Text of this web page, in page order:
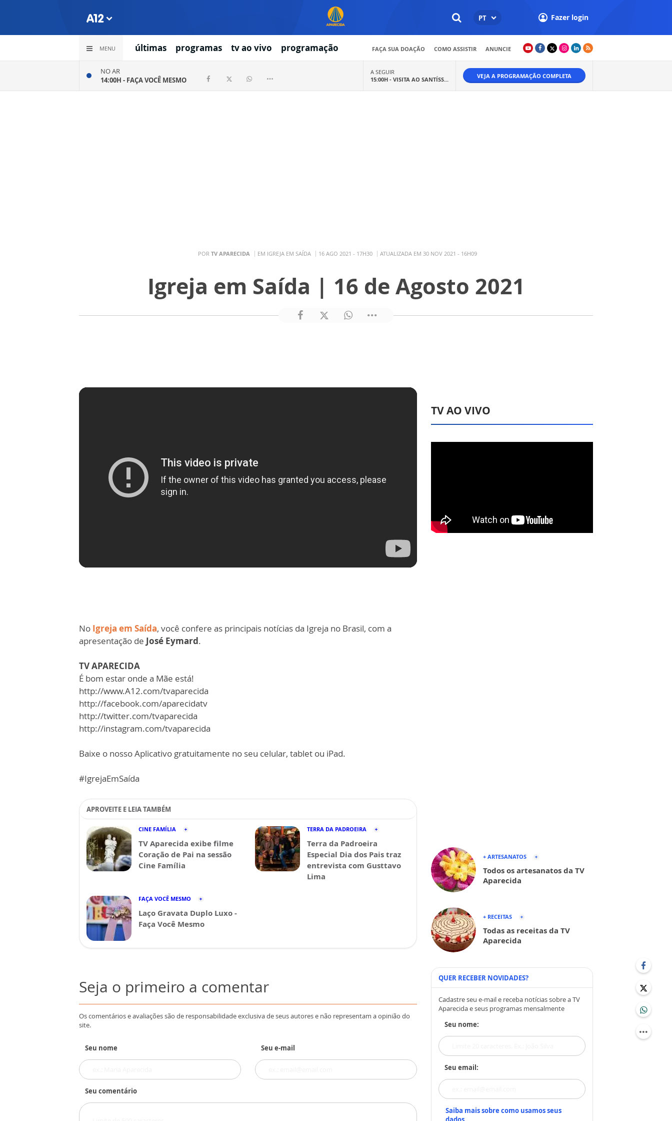
PT Fazer login
MENU últimas programas tv ao vivo programação FAÇA SUA DOAÇÃO COMO ASSISTIR ANUNCIE
NO AR
14:00H - FAÇA VOCÊ MESMO
A SEGUIR
15:00H - VISITA AO SANTÍSS... VEJA A PROGRAMAÇÃO COMPLETA
POR TV APARECIDA EM IGREJA EM SAÍDA 16 AGO 2021 - 17H30 ATUALIZADA EM 30 NOV 2021 - 16H09
Igreja em Saída | 16 de Agosto 2021
No Igreja em Saída, você confere as principais notícias da Igreja no Brasil, com a
apresentação de José Eymard.
TV APARECIDA
É bom estar onde a Mãe está!
http://www.A12.com/tvaparecida​
http://facebook.com/aparecidatv​
http://twitter.com/tvaparecida​
http://instagram.com/tvaparecida​
Baixe o nosso Aplicativo gratuitamente no seu celular, tablet ou iPad.
#IgrejaEmSaída
APROVEITE E LEIA TAMBÉM
CINE FAMÍLIA
TV Aparecida exibe filme
Coração de Pai na sessão
Cine Família
TERRA DA PADROEIRA
Terra da Padroeira
Especial Dia dos Pais traz
entrevista com Gusttavo
Lima
FAÇA VOCÊ MESMO
Laço Gravata Duplo Luxo -
Faça Você Mesmo
Seja o primeiro a comentar
Os comentários e avaliações são de responsabilidade exclusiva de seus autores e não representam a opinião do
site.
Seu nome Seu e-mail
Seu comentário
TV AO VIVO
+ ARTESANATOS
Todos os artesanatos da TV
Aparecida
+ RECEITAS
Todas as receitas da TV
Aparecida
QUER RECEBER NOVIDADES?
Cadastre seu e-mail e receba notícias sobre a TV
Aparecida e seus programas mensalmente
Seu nome:
Seu email:
Saiba mais sobre como usamos seus